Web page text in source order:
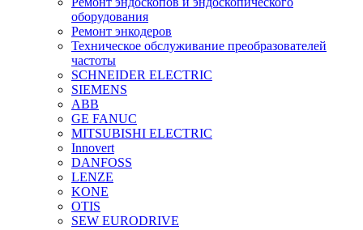
оборудования
Ремонт энкодеров
Техническое обслуживание преобразователей
частоты
SCHNEIDER ELECTRIC
SIEMENS
ABB
GE FANUC
MITSUBISHI ELECTRIC
Innovert
DANFOSS
LENZE
KONE
OTIS
SEW EURODRIVE